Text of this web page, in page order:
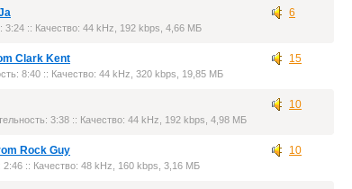
6
3:24 :: Качество: 44 kHz, 192 kbps, 4,66 МБ
15
Clark Kent
8:40 :: Качество: 44 kHz, 320 kbps, 19,85 МБ
10
3:38 :: Качество: 44 kHz, 192 kbps, 4,98 МБ
10
Rock Guy
2:46 :: Качество: 48 kHz, 160 kbps, 3,16 МБ